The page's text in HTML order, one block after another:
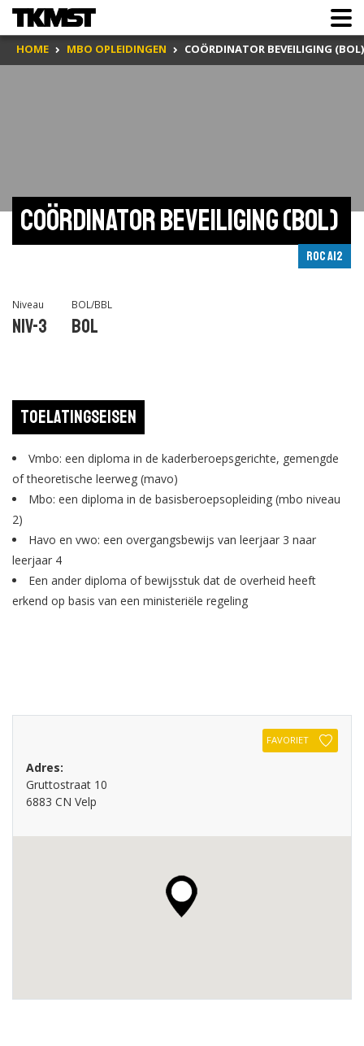
HOME MBO OPLEIDINGEN COÖRDINATOR BEVEILIGING (BOL)
Coördinator beveiliging (BOL)
ROC A12
Niveau
Niv-3
BOL/BBL
BOL
Toelatingseisen
Vmbo: een diploma in de kaderberoepsgerichte, gemengde
of theoretische leerweg (mavo)
Mbo: een diploma in de basisberoepsopleiding (mbo niveau
2)
Havo en vwo: een overgangsbewijs van leerjaar 3 naar
leerjaar 4
Een ander diploma of bewijsstuk dat de overheid heeft
erkend op basis van een ministeriële regeling
FAVORIET
Adres:
Gruttostraat 10
6883 CN Velp